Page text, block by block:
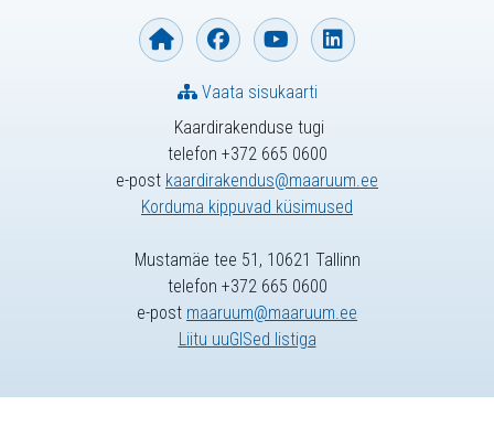
Kaardirakenduse tugi
telefon +372 665 0600
e-post kaardirakendus@maaruum.ee
Korduma kippuvad küsimused
Vaata sisukaarti
Mustamäe tee 51, 10621 Tallinn
telefon +372 665 0600
e-post maaruum@maaruum.ee
Liitu uuGISed listiga